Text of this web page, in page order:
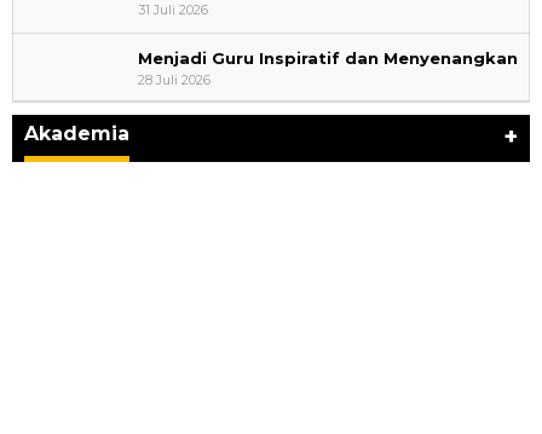
31 Juli 2026
Menjadi Guru Inspiratif dan Menyenangkan
28 Juli 2026
Akademia +
Kemerdekaan dan Maknanya
Di Akademia, Ragam